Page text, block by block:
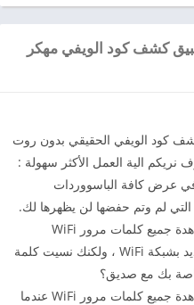
التفاصيل والمراجعة لـ تحميل تطبيق كشف كود الويفي‎ مهكر
كود الويفي الحقيقي بدون روت
الية العمل الأكثر سهولة :
في عرض كافة الباسووردات
لم وتم حفضها لن يظهرها لك.
هل تحتاج إلى إعادة توصيل جهازك الجديد بشبكة WiFi ، ولكنك نسيت كلمة
بك مع صديق؟
استخدام كلمة مرور WiFi مجانية لمشاهدة جميع كلمات مرور WiFi عندما